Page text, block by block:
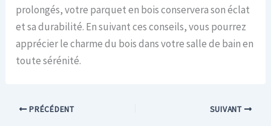
prolongés, votre parquet en bois conservera son éclat
et sa durabilité. En suivant ces conseils, vous pourrez
apprécier le charme du bois dans votre salle de bain en
toute sérénité.
PRÉCÉDENT SUIVANT